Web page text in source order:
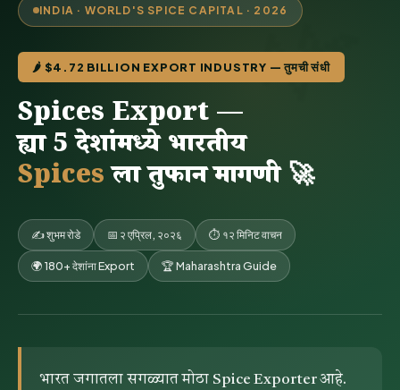
🌿
INDIA · WORLD'S SPICE CAPITAL · 2026
🌶️ $4.72 BILLION EXPORT INDUSTRY — तुमची संधी
Spices Export —
ह्या 5 देशांमध्ये भारतीय
Spicesला तुफान मागणी 🚀
✍️ शुभम रोडे 📅 २ एप्रिल, २०२६ ⏱ १२ मिनिट वाचन
🌍 180+ देशांना Export 🏆 Maharashtra Guide
भारत जगातला सगळ्यात मोठा Spice Exporter आहे.